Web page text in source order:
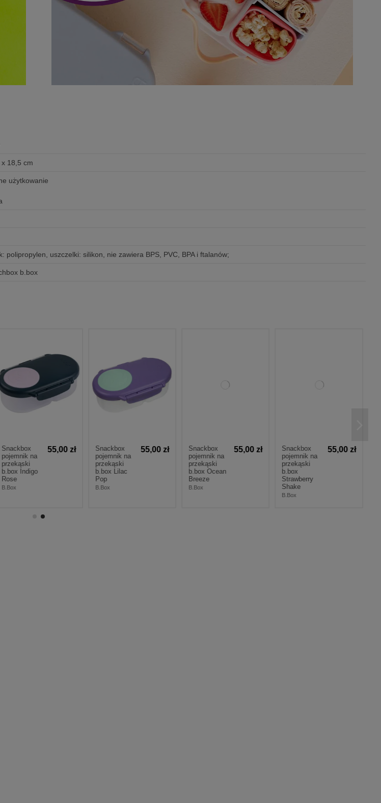
18,5 cm
użytkowanie
polipropylen, uszczelki: silikon, nie zawiera BPS, PVC, BPA i ftalanów;
b.box
Snackbox
pojemnik na
przekąski
b.box Indigo
Rose
B.Box
55,00 zł
Snackbox
pojemnik na
przekąski
b.box Lilac
Pop
B.Box
55,00 zł
Snackbox
pojemnik na
przekąski
b.box Ocean
Breeze
B.Box
55,00 zł
Snackbox
pojemnik na
przekąski
b.box
Strawberry
Shake
B.Box
55,00 zł